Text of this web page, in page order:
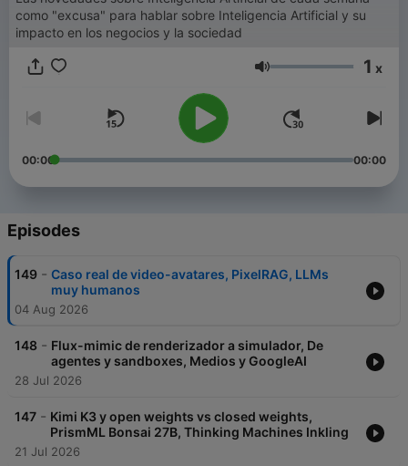
como "excusa" para hablar sobre Inteligencia Artificial y su
impacto en los negocios y la sociedad
Volume 1 x
00:00 00:00
Episodes
149 - Caso real de video-avatares, PixelRAG, LLMs
muy humanos
04 Aug 2026
148 - Flux-mimic de renderizador a simulador, De
agentes y sandboxes, Medios y GoogleAI
28 Jul 2026
147 - Kimi K3 y open weights vs closed weights,
PrismML Bonsai 27B, Thinking Machines Inkling
21 Jul 2026